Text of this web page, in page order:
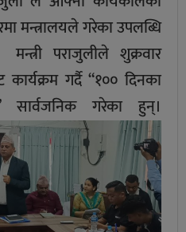
मन्त्रालयले गरेका उपलब्धि
पराजुलीले शुक्रवार
कार्यक्रम गर्दै “१०० दिनका
सार्वजनिक गरेका हुन्।